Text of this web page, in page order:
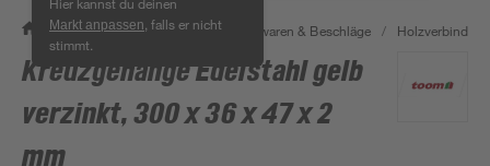
Markt anpassen , falls er nicht
stimmt.
/ Werkstatt & Maschinen / Eisenwaren & Beschläge / Holzverbinder
Kreuzgehänge Edelstahl gelb
verzinkt, 300 x 36 x 47 x 2
mm